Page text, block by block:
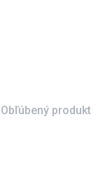
Obľúbený produkt